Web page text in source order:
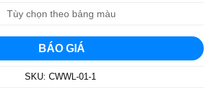
Tùy chọn theo bảng màu
BÁO GIÁ
SKU: CWWL-01-1